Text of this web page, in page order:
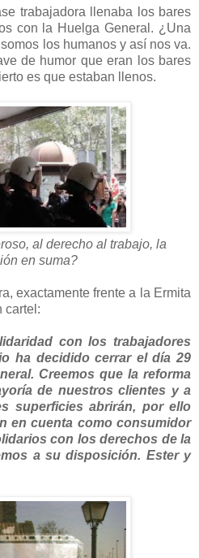
trabajadora llenaba los bares
con la Huelga General. ¿Una
los humanos y así nos va.
de humor que eran los bares
es que estaban llenos.
al derecho al trabajo, la
en suma?
exactamente frente a la Ermita
cartel:
con los trabajadores
ha decidido cerrar el día 29
Creemos que la reforma
de nuestros clientes y a
superficies abrirán, por ello
en cuenta como consumidor
con los derechos de la
a su disposición. Ester y